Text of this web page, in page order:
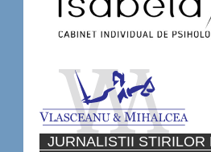
JURNALISTII STIRILOR